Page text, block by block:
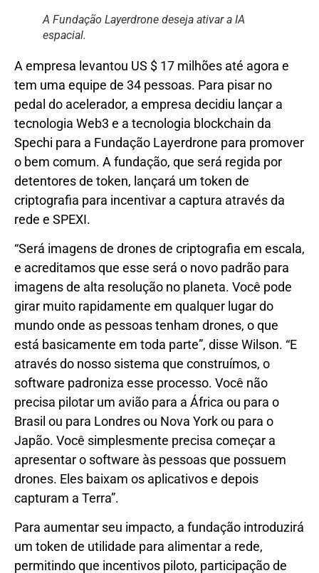
A Fundação Layerdrone deseja ativar a IA
espacial.
A empresa levantou US $ 17 milhões até agora e
tem uma equipe de 34 pessoas. Para pisar no
pedal do acelerador, a empresa decidiu lançar a
tecnologia Web3 e a tecnologia blockchain da
Spechi para a Fundação Layerdrone para promover
o bem comum. A fundação, que será regida por
detentores de token, lançará um token de
criptografia para incentivar a captura através da
rede e SPEXI.
“Será imagens de drones de criptografia em escala,
e acreditamos que esse será o novo padrão para
imagens de alta resolução no planeta. Você pode
girar muito rapidamente em qualquer lugar do
mundo onde as pessoas tenham drones, o que
está basicamente em toda parte”, disse Wilson. “E
através do nosso sistema que construímos, o
software padroniza esse processo. Você não
precisa pilotar um avião para a África ou para o
Brasil ou para Londres ou Nova York ou para o
Japão. Você simplesmente precisa começar a
apresentar o software às pessoas que possuem
drones. Eles baixam os aplicativos e depois
capturam a Terra”.
Para aumentar seu impacto, a fundação introduzirá
um token de utilidade para alimentar a rede,
permitindo que incentivos piloto, participação de